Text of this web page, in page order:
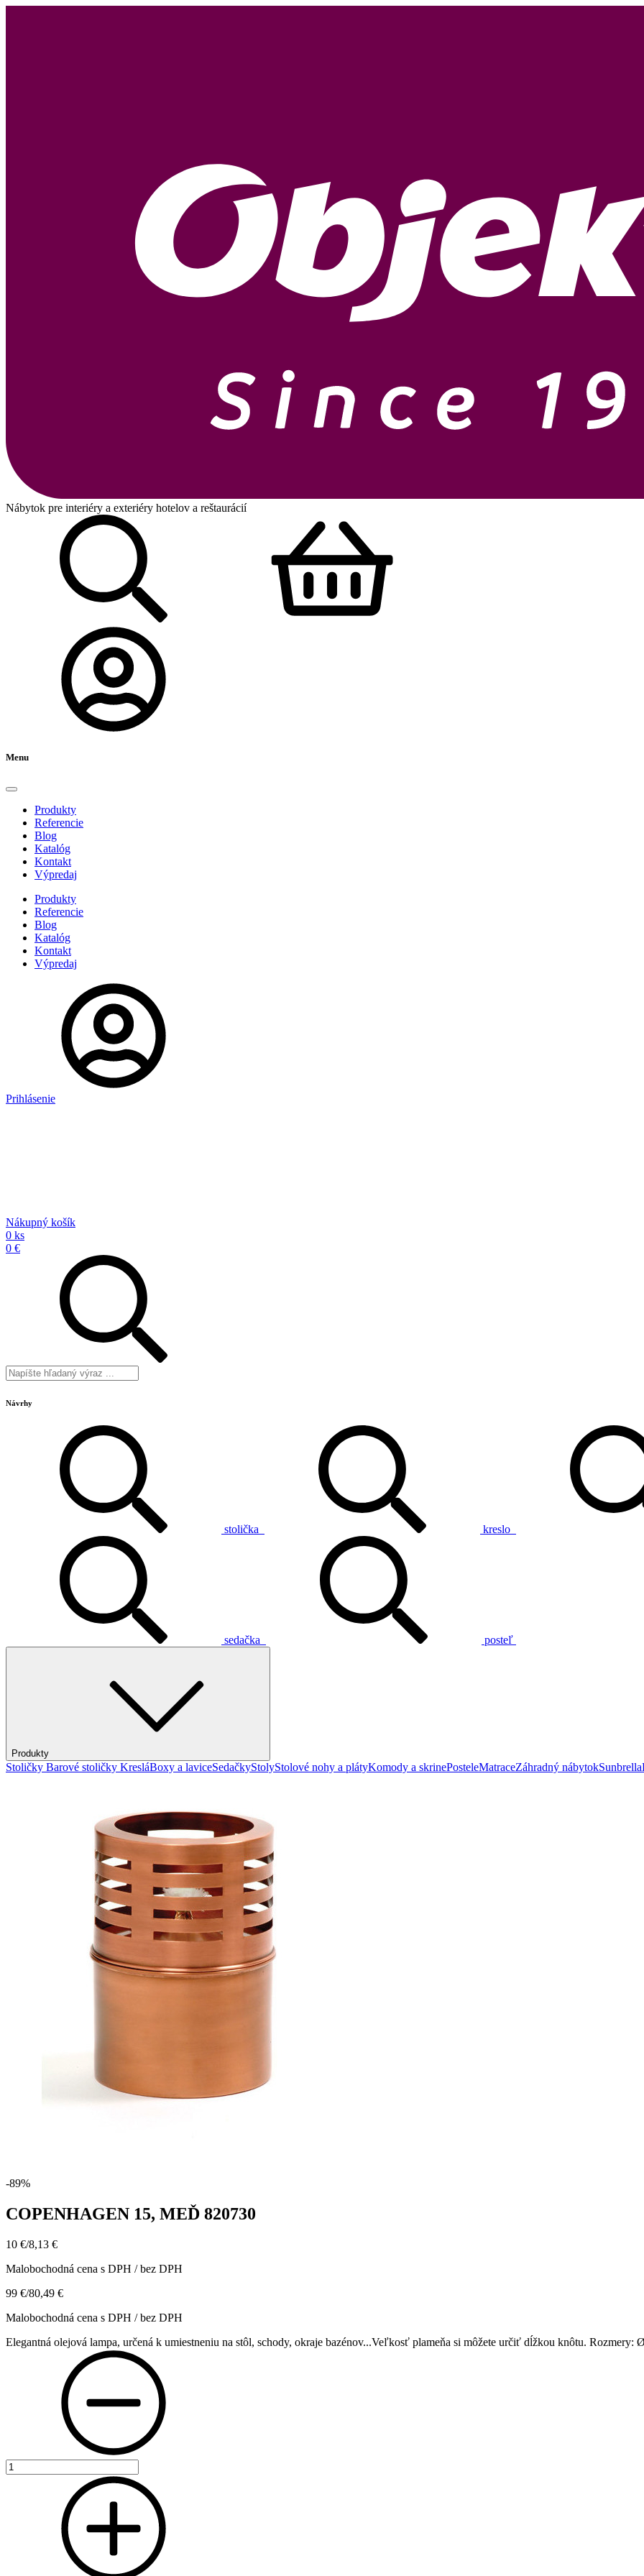
Nábytok pre interiéry a exteriéry hotelov a reštaurácií
Menu
Produkty
Referencie
Blog
Katalóg
Kontakt
Výpredaj
Produkty
Referencie
Blog
Katalóg
Kontakt
Výpredaj
Prihlásenie
Nákupný košík
0 ks
0 €
Návrhy
stolička kreslo
sedačka posteľ
Produkty
Stoličky Barové stoličky KresláBoxy a laviceSedačkyStolyStolové nohy a plátyKomody a skrinePosteleMatraceZáhradný nábytokSunbrella
-89%
COPENHAGEN 15, MEĎ 820730
10 €/8,13 €
Malobochodná cena s DPH / bez DPH
99 €/80,49 €
Malobochodná cena s DPH / bez DPH
Elegantná olejová lampa, určená k umiestneniu na stôl, schody, okraje bazénov...Veľkosť plameňa si môžete určiť dĺžkou knôtu. Rozmery: